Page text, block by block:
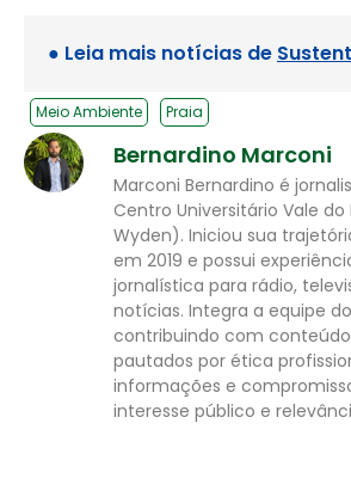
● Leia mais notícias de
Meio Ambiente Praia
Bernardino Marconi
Marconi Bernardino é
Centro Universitário Vale
Wyden). Iniciou sua
em 2019 e possui
jornalística para rádio,
notícias. Integra a equipe
contribuindo com
pautados por ética
informações e
interesse público e